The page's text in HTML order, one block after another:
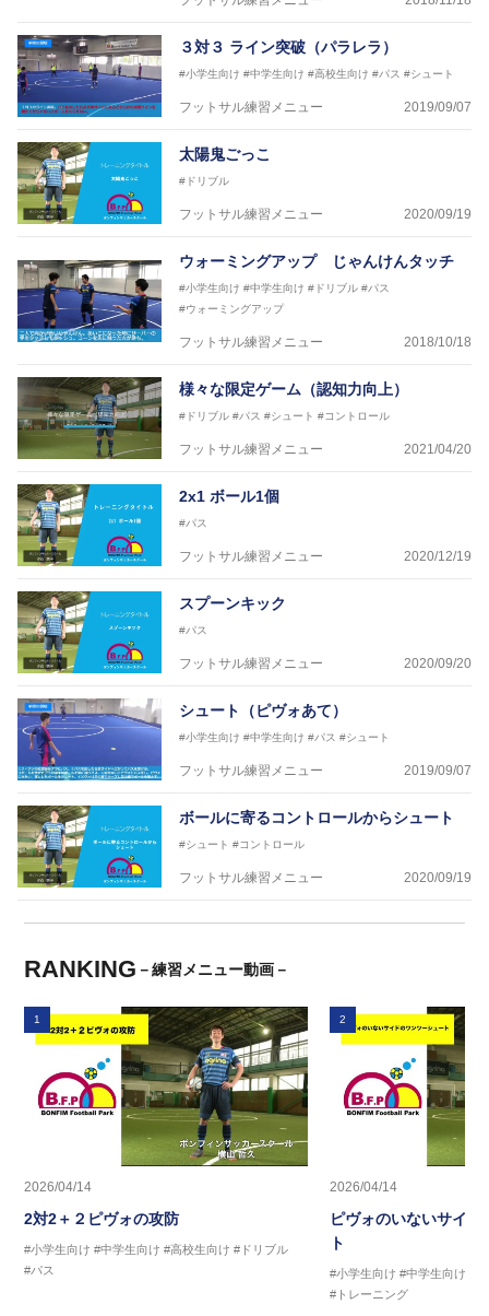
３対３ ライン突破（パラレラ）
#小学生向け #中学生向け #高校生向け #パス #シュート
フットサル練習メニュー 2019/09/07
太陽鬼ごっこ
#ドリブル
フットサル練習メニュー 2020/09/19
ウォーミングアップ じゃんけんタッチ
#小学生向け #中学生向け #ドリブル #パス
#ウォーミングアップ
フットサル練習メニュー 2018/10/18
様々な限定ゲーム（認知力向上）
#ドリブル #パス #シュート #コントロール
フットサル練習メニュー 2021/04/20
2x1 ボール1個
#パス
フットサル練習メニュー 2020/12/19
スプーンキック
#パス
フットサル練習メニュー 2020/09/20
シュート（ピヴォあて）
#小学生向け #中学生向け #パス #シュート
フットサル練習メニュー 2019/09/07
ボールに寄るコントロールからシュート
#シュート #コントロール
フットサル練習メニュー 2020/09/19
RANKING －練習メニュー動画－
1
2026/04/14
2対2＋２ピヴォの攻防
#小学生向け #中学生向け #高校生向け #ドリブル
#パス
2
2026/04/14
ピヴォのいないサイド
ト
#小学生向け #中学生向け
#トレーニング